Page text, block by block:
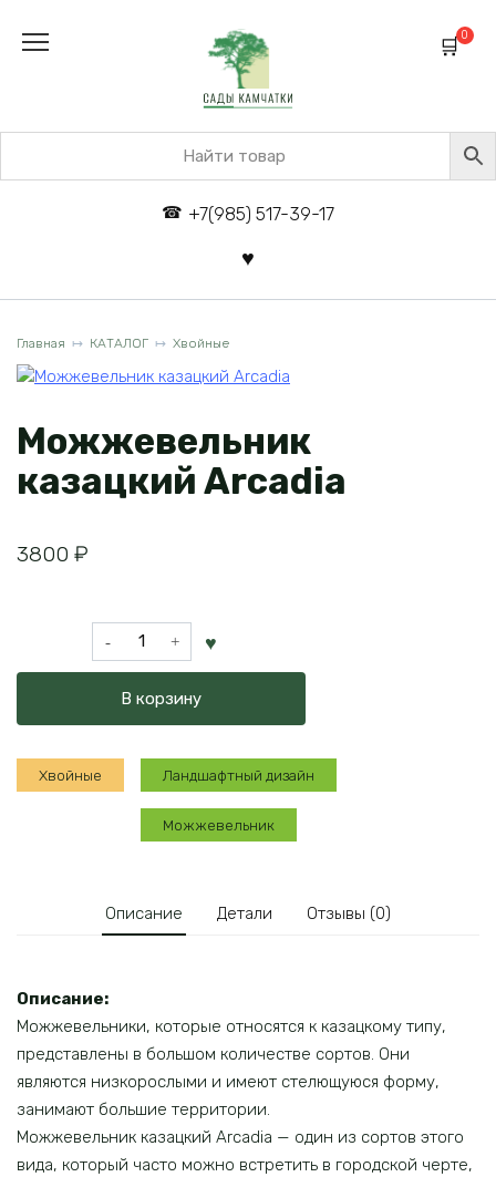
+7(985) 517-39-17
0
Главная КАТАЛОГ Хвойные
Можжевельник
казацкий Arcadia
3800 ₽
Количество
товара
казацкий
Arcadia
В корзину
Хвойные Ландшафтный дизайн
Можжевельник
Описание Детали Отзывы (0)
Описание:
Можжевельники, которые относятся к казацкому типу,
представлены в большом количестве сортов. Они
являются низкорослыми и имеют стелющуюся форму,
занимают большие территории.
Можжевельник казацкий Arcadia — один из сортов этого
вида, который часто можно встретить в городской черте,